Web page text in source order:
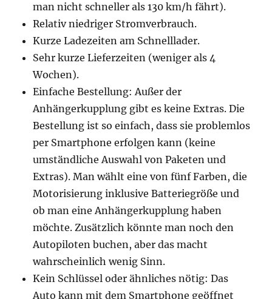
man nicht schneller als 130 km/h fährt).
Relativ niedriger Stromverbrauch.
Kurze Ladezeiten am Schnelllader.
Sehr kurze Lieferzeiten (weniger als 4
Wochen).
Einfache Bestellung: Außer der
Anhängerkupplung gibt es keine Extras. Die
Bestellung ist so einfach, dass sie problemlos
per Smartphone erfolgen kann (keine
umständliche Auswahl von Paketen und
Extras). Man wählt eine von fünf Farben, die
Motorisierung inklusive Batteriegröße und
ob man eine Anhängerkupplung haben
möchte. Zusätzlich könnte man noch den
Autopiloten buchen, aber das macht
wahrscheinlich wenig Sinn.
Kein Schlüssel oder ähnliches nötig: Das
Auto kann mit dem Smartphone geöffnet